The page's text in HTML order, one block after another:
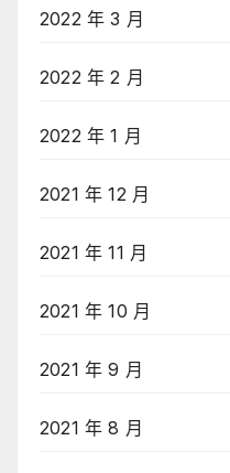
2022 年 3 月
2022 年 2 月
2022 年 1 月
2021 年 12 月
2021 年 11 月
2021 年 10 月
2021 年 9 月
2021 年 8 月